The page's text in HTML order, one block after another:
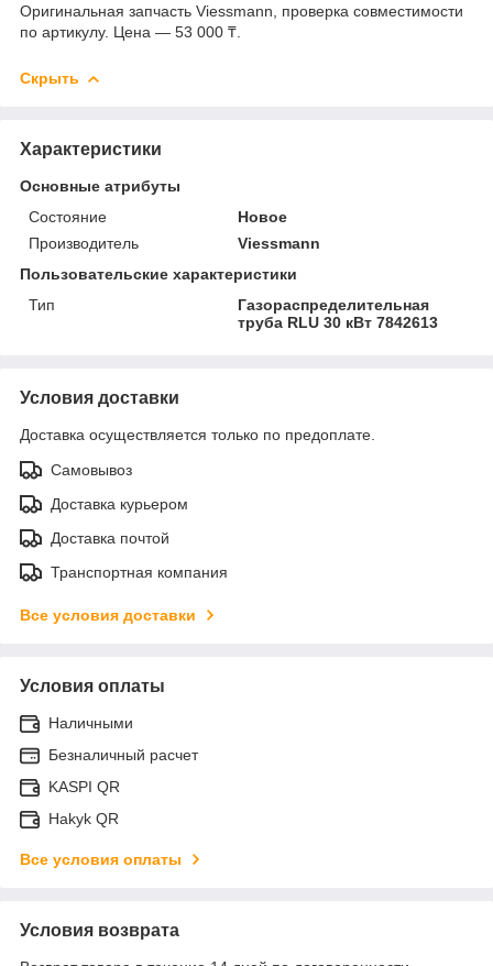
Оригинальная запчасть Viessmann, проверка совместимости
по артикулу. Цена — 53 000 ₸.
Скрыть
Характеристики
Основные атрибуты
Состояние
Новое
Производитель
Viessmann
Пользовательские характеристики
Тип
Газораспределительная
труба RLU 30 кВт 7842613
Условия доставки
Доставка осуществляется только по предоплате.
Самовывоз
Доставка курьером
Доставка почтой
Транспортная компания
Все условия доставки
Условия оплаты
Наличными
Безналичный расчет
KASPI QR
Hakyk QR
Все условия оплаты
Условия возврата